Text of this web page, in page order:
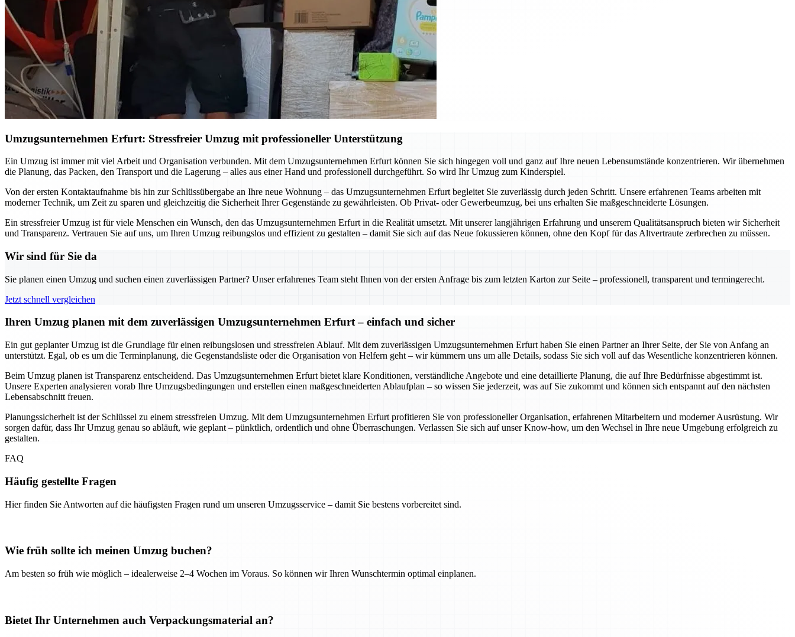
Umzugsunternehmen Erfurt: Stressfreier Umzug mit professioneller Unterstützung
Ein Umzug ist immer mit viel Arbeit und Organisation verbunden. Mit dem Umzugsunternehmen Erfurt können Sie sich hingegen voll und ganz auf Ihre neuen Lebensumstände konzentrieren. Wir übernehmen
die Planung, das Packen, den Transport und die Lagerung – alles aus einer Hand und professionell durchgeführt. So wird Ihr Umzug zum Kinderspiel.
Von der ersten Kontaktaufnahme bis hin zur Schlüssübergabe an Ihre neue Wohnung – das Umzugsunternehmen Erfurt begleitet Sie zuverlässig durch jeden Schritt. Unsere erfahrenen Teams arbeiten mit
moderner Technik, um Zeit zu sparen und gleichzeitig die Sicherheit Ihrer Gegenstände zu gewährleisten. Ob Privat- oder Gewerbeumzug, bei uns erhalten Sie maßgeschneiderte Lösungen.
Ein stressfreier Umzug ist für viele Menschen ein Wunsch, den das Umzugsunternehmen Erfurt in die Realität umsetzt. Mit unserer langjährigen Erfahrung und unserem Qualitätsanspruch bieten wir Sicherheit
und Transparenz. Vertrauen Sie auf uns, um Ihren Umzug reibungslos und effizient zu gestalten – damit Sie sich auf das Neue fokussieren können, ohne den Kopf für das Altvertraute zerbrechen zu müssen.
Wir sind für Sie da
Sie planen einen Umzug und suchen einen zuverlässigen Partner? Unser erfahrenes Team steht Ihnen von der ersten Anfrage bis zum letzten Karton zur Seite – professionell, transparent und termingerecht.
Jetzt schnell vergleichen
Ihren Umzug planen mit dem zuverlässigen Umzugsunternehmen Erfurt – einfach und sicher
Ein gut geplanter Umzug ist die Grundlage für einen reibungslosen und stressfreien Ablauf. Mit dem zuverlässigen Umzugsunternehmen Erfurt haben Sie einen Partner an Ihrer Seite, der Sie von Anfang an
unterstützt. Egal, ob es um die Terminplanung, die Gegenstandsliste oder die Organisation von Helfern geht – wir kümmern uns um alle Details, sodass Sie sich voll auf das Wesentliche konzentrieren können.
Beim Umzug planen ist Transparenz entscheidend. Das Umzugsunternehmen Erfurt bietet klare Konditionen, verständliche Angebote und eine detaillierte Planung, die auf Ihre Bedürfnisse abgestimmt ist.
Unsere Experten analysieren vorab Ihre Umzugsbedingungen und erstellen einen maßgeschneiderten Ablaufplan – so wissen Sie jederzeit, was auf Sie zukommt und können sich entspannt auf den nächsten
Lebensabschnitt freuen.
Planungssicherheit ist der Schlüssel zu einem stressfreien Umzug. Mit dem Umzugsunternehmen Erfurt profitieren Sie von professioneller Organisation, erfahrenen Mitarbeitern und moderner Ausrüstung. Wir
sorgen dafür, dass Ihr Umzug genau so abläuft, wie geplant – pünktlich, ordentlich und ohne Überraschungen. Verlassen Sie sich auf unser Know-how, um den Wechsel in Ihre neue Umgebung erfolgreich zu
gestalten.
FAQ
Häufig gestellte Fragen
Hier finden Sie Antworten auf die häufigsten Fragen rund um unseren Umzugsservice – damit Sie bestens vorbereitet sind.
Wie früh sollte ich meinen Umzug buchen?
Am besten so früh wie möglich – idealerweise 2–4 Wochen im Voraus. So können wir Ihren Wunschtermin optimal einplanen.
Bietet Ihr Unternehmen auch Verpackungsmaterial an?